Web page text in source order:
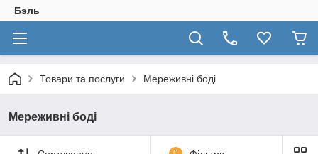
Бэль
Товари та послуги Мереживні боді
Мереживні боді